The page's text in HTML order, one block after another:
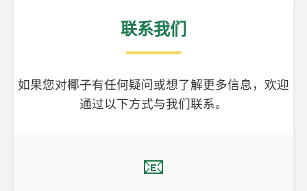
联系我们
如果您对椰子有任何疑问或想了解更多信息，欢迎
通过以下方式与我们联系。
📧